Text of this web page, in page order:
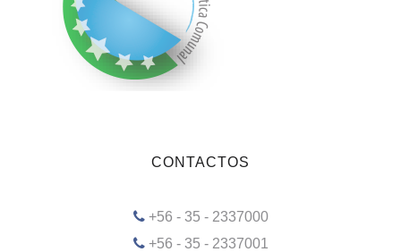
CONTACTOS
+56 - 35 - 2337000
+56 - 35 - 2337001